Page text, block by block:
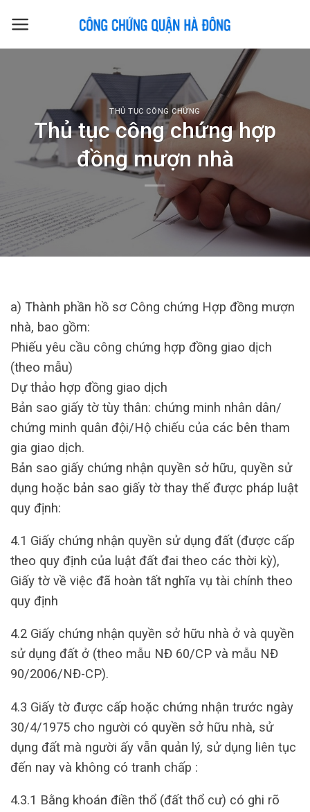
THỦ TỤC CÔNG CHỨNG
Thủ tục công chứng hợp
đồng mượn nhà
a) Thành phần hồ sơ Công chứng Hợp đồng mượn
nhà, bao gồm:
Phiếu yêu cầu công chứng hợp đồng giao dịch
(theo mẫu)
Dự thảo hợp đồng giao dịch
Bản sao giấy tờ tùy thân: chứng minh nhân dân/
chứng minh quân đội/Hộ chiếu của các bên tham
gia giao dịch.
Bản sao giấy chứng nhận quyền sở hữu, quyền sử
dụng hoặc bản sao giấy tờ thay thế được pháp luật
quy định:
4.1 Giấy chứng nhận quyền sử dụng đất (được cấp
theo quy định của luật đất đai theo các thời kỳ),
Giấy tờ về việc đã hoàn tất nghĩa vụ tài chính theo
quy định
4.2 Giấy chứng nhận quyền sở hữu nhà ở và quyền
sử dụng đất ở (theo mẫu NĐ 60/CP và mẫu NĐ
90/2006/NĐ-CP).
4.3 Giấy tờ được cấp hoặc chứng nhận trước ngày
30/4/1975 cho người có quyền sở hữu nhà, sử
dụng đất mà người ấy vẫn quản lý, sử dụng liên tục
đến nay và không có tranh chấp :
4.3.1 Bằng khoán điền thổ (đất thổ cư) có ghi rõ